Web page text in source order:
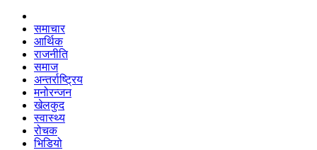
समाचार
आर्थिक
राजनीति
समाज
अन्तर्राष्ट्रिय
मनोरन्जन
खेलकुद
स्वास्थ्य
रोचक
भिडियो